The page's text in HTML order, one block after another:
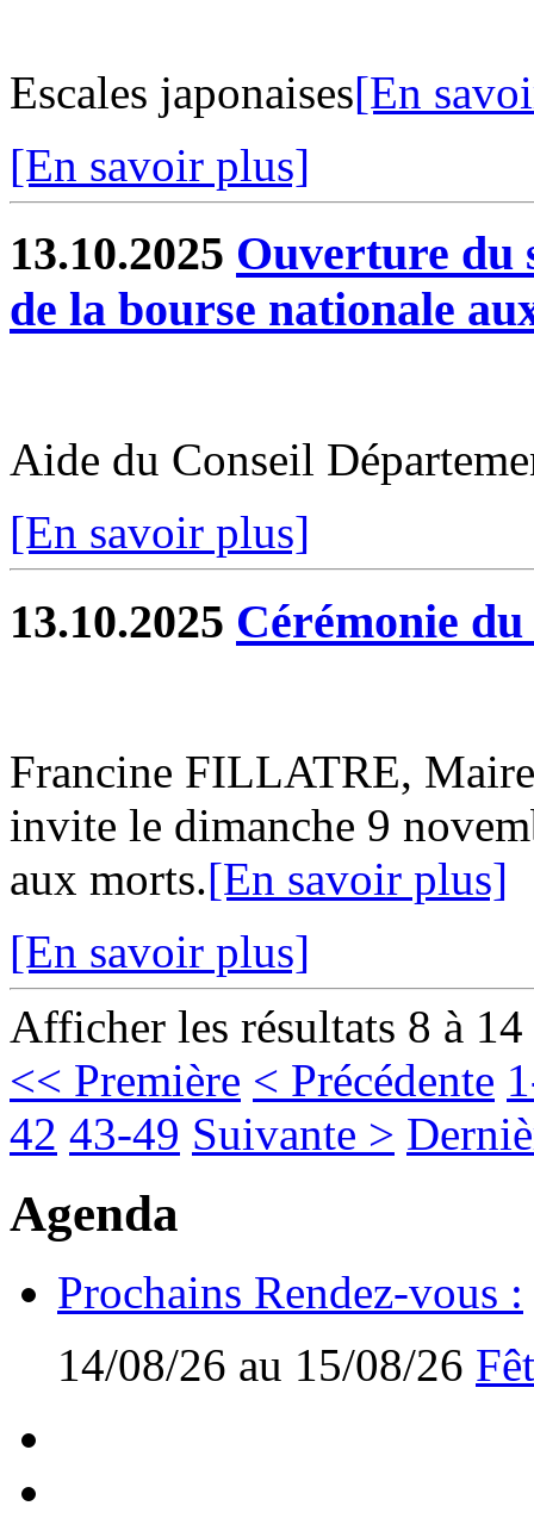
Escales japonaises[En
[En savoir plus]
13.10.2025 Ouverture du
de la bourse nationale
Aide du Conseil
[En savoir plus]
13.10.2025 Cérémonie
Francine FILLATRE,
invite le dimanche 9
aux morts.[En savoir plus]
[En savoir plus]
Afficher les résultats 8 à
<< Première < Précédente
42 43-49 Suivante >
Agenda
Prochains Rendez-vous :
14/08/26 au 15/08/26